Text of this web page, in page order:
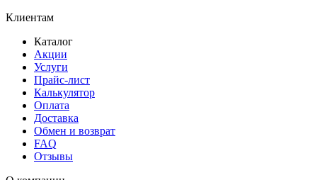
Клиентам
Каталог
Акции
Услуги
Прайс-лист
Калькулятор
Оплата
Доставка
Обмен и возврат
FAQ
Отзывы